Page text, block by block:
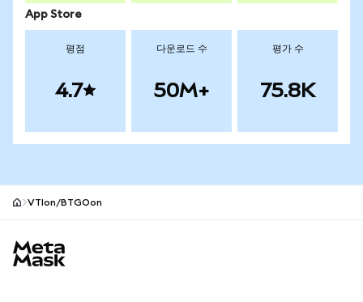
App Store
평점
4.7
다운로드 수
50M+
평가 수
75.8K
VTIon/BTGOon